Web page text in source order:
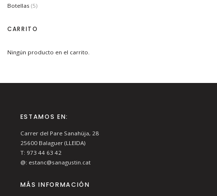
Botellas (5)
CARRITO
Ningún producto en el carrito.
ESTAMOS EN:
Carrer del Pare Sanahüja, 28
25600 Balaguer (LLEIDA)
T: 973 44 63 42
@: estanc@sanagustin.cat
MÁS INFORMACIÓN